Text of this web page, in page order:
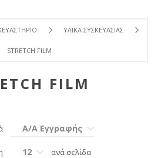
ΥΛΙΚΆ ΣΥΣΚΕΥΑΣΊΑΣ
STRETCH FILM
FILM
Α/Α Εγγραφής
12 ανά σελίδα